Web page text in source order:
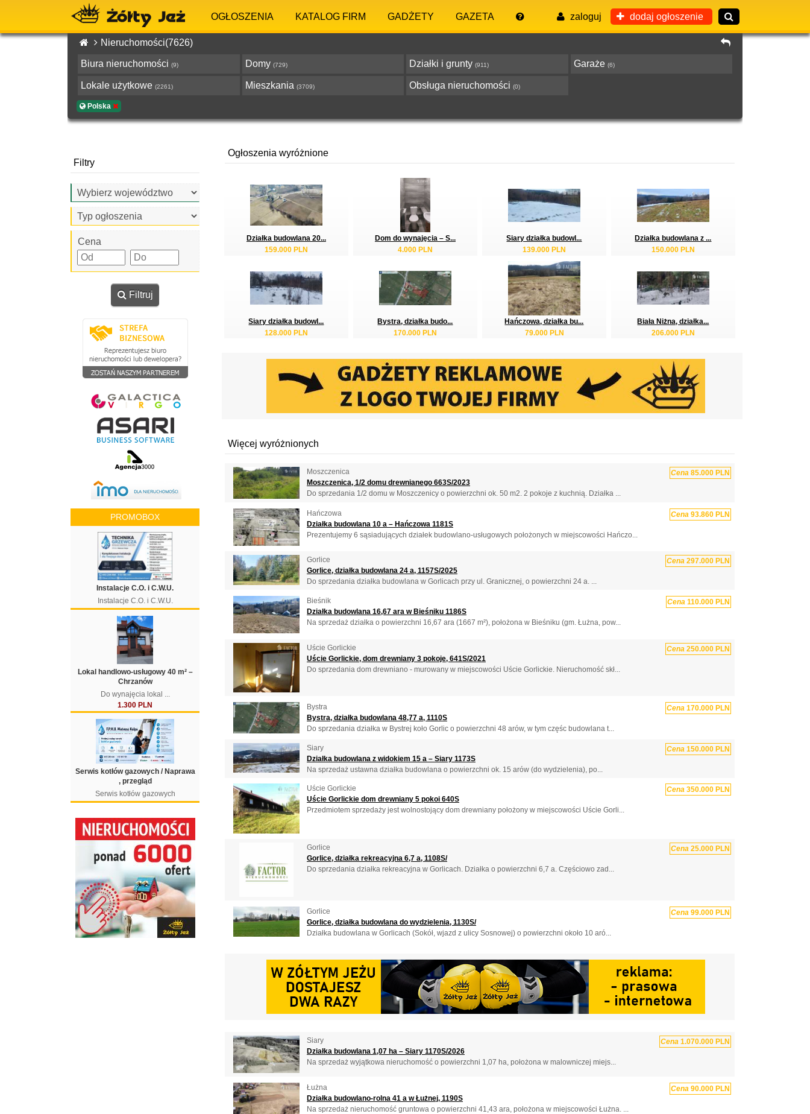
OGŁOSZENIA KATALOG FIRM GADŻETY GAZETA zaloguj dodaj ogłoszenie
Nieruchomości(7626)
Biura nieruchomości (9) Domy (729) Działki i grunty (911) Garaże (6)
Lokale użytkowe (2261) Mieszkania (3709) Obsługa nieruchomości (0)
Polska
Filtry
Cena
Filtruj
PROMOBOX
Instalacje C.O. i C.W.U.
Instalacje C.O. i C.W.U.
Lokal handlowo-usługowy 40 m² –
Chrzanów
Do wynajęcia lokal ...
1.300 PLN
Serwis kotłów gazowych / Naprawa
, przegląd
Serwis kotłów gazowych
Ogłoszenia wyróżnione
Działka budowlana 20...
159.000 PLN
Dom do wynajęcia – S...
4.000 PLN
Siary działka budowl...
139.000 PLN
Działka budowlana z ...
150.000 PLN
Siary działka budowl...
128.000 PLN
Bystra, działka budo...
170.000 PLN
Hańczowa, działka bu...
79.000 PLN
Biała Niżna, działka...
206.000 PLN
Więcej wyróżnionych
Moszczenica Cena 85.000 PLN
Moszczenica, 1/2 domu drewnianego 663S/2023
Do sprzedania 1/2 domu w Moszczenicy o powierzchni ok. 50 m2. 2 pokoje z kuchnią. Działka ...
Hańczowa Cena 93.860 PLN
Działka budowlana 10 a – Hańczowa 1181S
Prezentujemy 6 sąsiadujących działek budowlano-usługowych położonych w miejscowości Hańczo...
Gorlice Cena 297.000 PLN
Gorlice, działka budowlana 24 a, 1157S/2025
Do sprzedania działka budowlana w Gorlicach przy ul. Granicznej, o powierzchni 24 a. ...
Bieśnik Cena 110.000 PLN
Działka budowlana 16,67 ara w Bieśniku 1186S
Na sprzedaż działka o powierzchni 16,67 ara (1667 m²), położona w Bieśniku (gm. Łużna, pow...
Uście Gorlickie Cena 250.000 PLN
Uście Gorlickie, dom drewniany 3 pokoje, 641S/2021
Do sprzedania dom drewniano - murowany w miejscowości Uście Gorlickie. Nieruchomość skł...
Bystra Cena 170.000 PLN
Bystra, działka budowlana 48,77 a, 1110S
Do sprzedania działka w Bystrej koło Gorlic o powierzchni 48 arów, w tym częśc budowlana t...
Siary Cena 150.000 PLN
Działka budowlana z widokiem 15 a – Siary 1173S
Na sprzedaż ustawna działka budowlana o powierzchni ok. 15 arów (do wydzielenia), po...
Uście Gorlickie Cena 350.000 PLN
Uście Gorlickie dom drewniany 5 pokoi 640S
Przedmiotem sprzedaży jest wolnostojący dom drewniany położony w miejscowości Uście Gorli...
Gorlice Cena 25.000 PLN
Gorlice, działka rekreacyjna 6,7 a, 1108S/
Do sprzedania działka rekreacyjna w Gorlicach. Działka o powierzchni 6,7 a. Częściowo zad...
Gorlice Cena 99.000 PLN
Gorlice, działka budowlana do wydzielenia, 1130S/
Działka budowlana w Gorlicach (Sokół, wjazd z ulicy Sosnowej) o powierzchni około 10 aró...
Siary Cena 1.070.000 PLN
Działka budowlana 1,07 ha – Siary 1170S/2026
Na sprzedaż wyjątkowa nieruchomość o powierzchni 1,07 ha, położona w malowniczej miejs...
Łużna Cena 90.000 PLN
Działka budowlano-rolna 41 a w Łużnej, 1190S
Na sprzedaż nieruchomość gruntowa o powierzchni 41,43 ara, położona w miejscowości Łużna. ...